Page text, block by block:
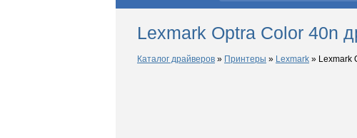
Lexmark Optra Color 40n
Каталог драйверов » Принтеры » Lexmark » Lexmark